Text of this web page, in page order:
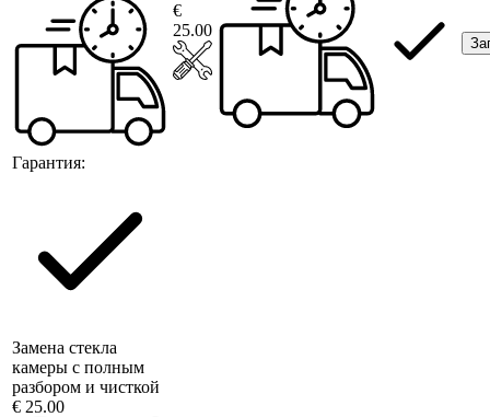
Гарантия:
€
25.00
Замена стекла
камеры с полным
разбором и чисткой
€ 25.00